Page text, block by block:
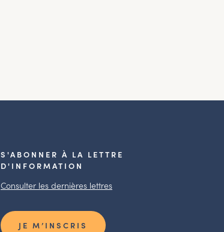
S'ABONNER À LA LETTRE
D'INFORMATION
Consulter les dernières lettres
JE M’INSCRIS